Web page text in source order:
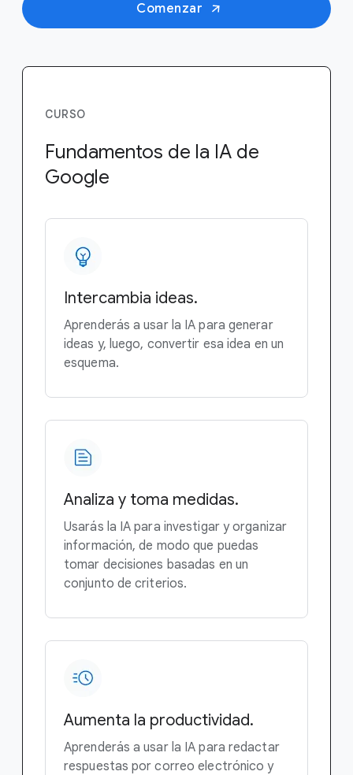
Comenzar
CURSO
Fundamentos de la IA de
Google
Intercambia ideas.
Aprenderás a usar la IA para generar
ideas y, luego, convertir esa idea en un
esquema.
Analiza y toma medidas.
Usarás la IA para investigar y organizar
información, de modo que puedas
tomar decisiones basadas en un
conjunto de criterios.
Aumenta la productividad.
Aprenderás a usar la IA para redactar
respuestas por correo electrónico y